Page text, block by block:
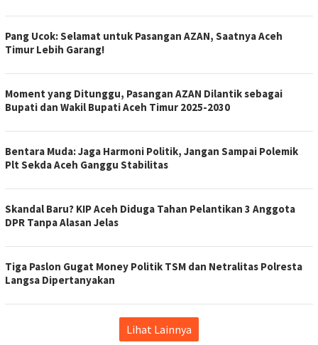
Pang Ucok: Selamat untuk Pasangan AZAN, Saatnya Aceh
Timur Lebih Garang!
Moment yang Ditunggu, Pasangan AZAN Dilantik sebagai
Bupati dan Wakil Bupati Aceh Timur 2025-2030
Bentara Muda: Jaga Harmoni Politik, Jangan Sampai Polemik
Plt Sekda Aceh Ganggu Stabilitas
Skandal Baru? KIP Aceh Diduga Tahan Pelantikan 3 Anggota
DPR Tanpa Alasan Jelas
Tiga Paslon Gugat Money Politik TSM dan Netralitas Polresta
Langsa Dipertanyakan
Lihat Lainnya